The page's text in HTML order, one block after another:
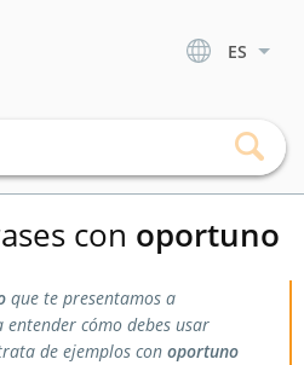
ES
con oportuno
que te presentamos a
cómo debes usar
de ejemplos con oportuno